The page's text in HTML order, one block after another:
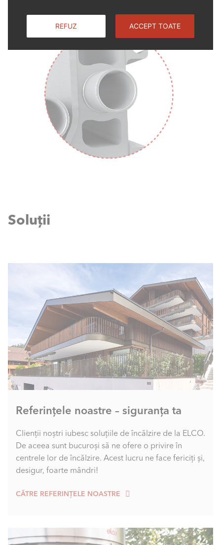
REFUZ ACCEPT TOATE
Soluții
Referințele noastre – siguranța ta
Clienții noștri iubesc soluțiile de încălzire de la ELCO.
De aceea sunt bucuroși să ne ofere o privire în
centrele lor de încălzire. Acest lucru ne face fericiți și,
desigur, foarte mândri!
CĂTRE REFERINȚELE NOASTRE